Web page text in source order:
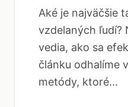
Aké je najväčšie
vzdelaných ľudí?
vedia, ako sa
článku odhalíme
metódy, ktoré...